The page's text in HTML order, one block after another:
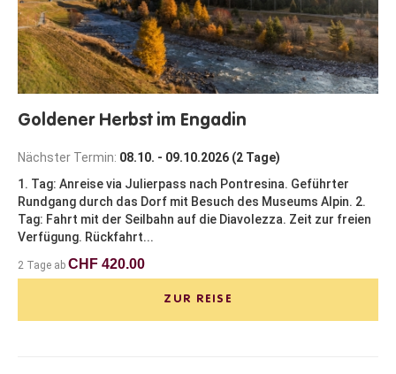
Goldener Herbst im Engadin
Nächster Termin: 08.10. - 09.10.2026 (2 Tage)
1. Tag: Anreise via Julierpass nach Pontresina. Geführter
Rundgang durch das Dorf mit Besuch des Museums Alpin. 2.
Tag: Fahrt mit der Seilbahn auf die Diavolezza. Zeit zur freien
Verfügung. Rückfahrt...
2 Tage ab CHF 420.00
ZUR REISE